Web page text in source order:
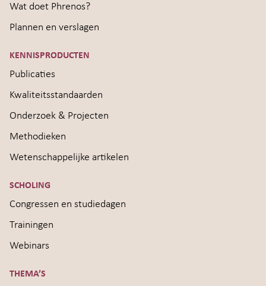
Wat doet Phrenos?
Plannen en verslagen
KENNISPRODUCTEN
Publicaties
Kwaliteitsstandaarden
Onderzoek & Projecten
Methodieken
Wetenschappelijke artikelen
SCHOLING
Congressen en studiedagen
Trainingen
Webinars
THEMA’S